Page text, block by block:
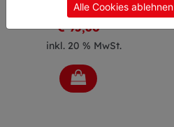
Artikelnummer: 007032
€ 95,80
inkl. 20 % MwSt.
Alle Cookies ablehnen